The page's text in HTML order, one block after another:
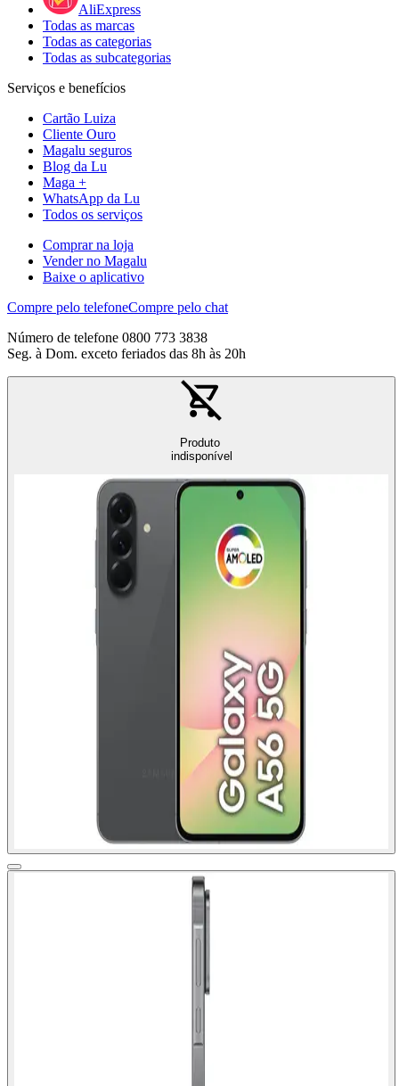
AliExpress
Todas as marcas
Todas as categorias
Todas as subcategorias
Serviços e benefícios
Cartão Luiza
Cliente Ouro
Magalu seguros
Blog da Lu
Maga +
WhatsApp da Lu
Todos os serviços
Comprar na loja
Vender no Magalu
Baixe o aplicativo
Compre pelo telefoneCompre pelo chat
Número de telefone 0800 773 3838
Seg. à Dom. exceto feriados das 8h às 20h
Produto
indisponível